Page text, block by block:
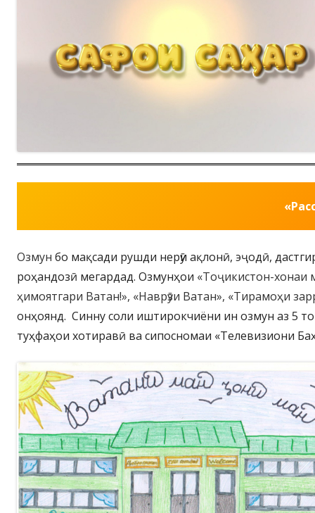
Озмун бо мақсади рушди нерӯи ақлонӣ, эҷодӣ,
роҳандозӣ мегардад. Озмунҳои «Тоҷикистон-хонаи
ҳимоятгари Ватан!», «Наврӯзи Ватан», «Тирамоҳи
онҳоянд. Синну соли иштирокчиёни ин озмун аз 5
туҳфаҳои хотиравӣ ва сипосномаи «Телевизиони